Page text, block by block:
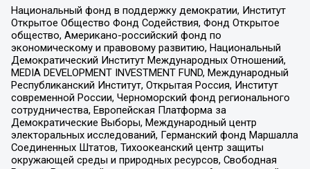
Национальный фонд в поддержку демократии, Институт
Открытое Общество Фонд Содействия, Фонд Открытое
общество, Американо-российский фонд по
экономическому и правовому развитию, Национальный
Демократический Институт Международных Отношений,
MEDIA DEVELOPMENT INVESTMENT FUND, Международный
Республиканский Институт, Открытая Россия, Институт
современной России, Черноморский фонд регионального
сотрудничества, Европейская Платформа за
Демократические Выборы, Международный центр
электоральных исследований, Германский фонд Маршалла
Соединенных Штатов, Тихоокеанский центр защиты
окружающей среды и природных ресурсов, Свободная